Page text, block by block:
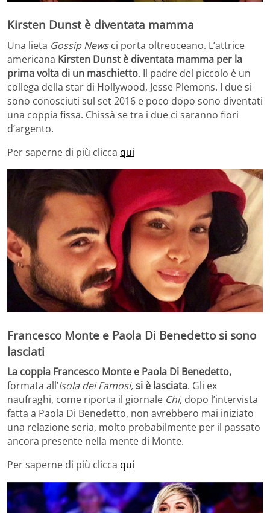
Kirsten Dunst è diventata mamma
Una lieta Gossip Newsci porta oltreoceano. L’attrice
americana Kirsten Dunst è diventata mamma per la
prima volta di un maschietto. Il padre del piccolo è un
collega della star di Hollywood, Jesse Plemons. I due si
sono conosciuti sul set 2016 e poco dopo sono diventati
una coppia fissa. Chissà se tra i due ci saranno fiori
d’argento.
Per saperne di più clicca qui
Francesco Monte e Paola Di Benedetto si sono
lasciati
La coppia Francesco Monte e Paola Di Benedetto,
formata all’Isola dei Famosi,si è lasciata. Gli ex
naufraghi, come riporta il giornale Chi, dopo l’intervista
fatta a Paola Di Benedetto, non avrebbero mai iniziato
una relazione seria, molto probabilmente per il passato
ancora presente nella mente di Monte.
Per saperne di più clicca qui